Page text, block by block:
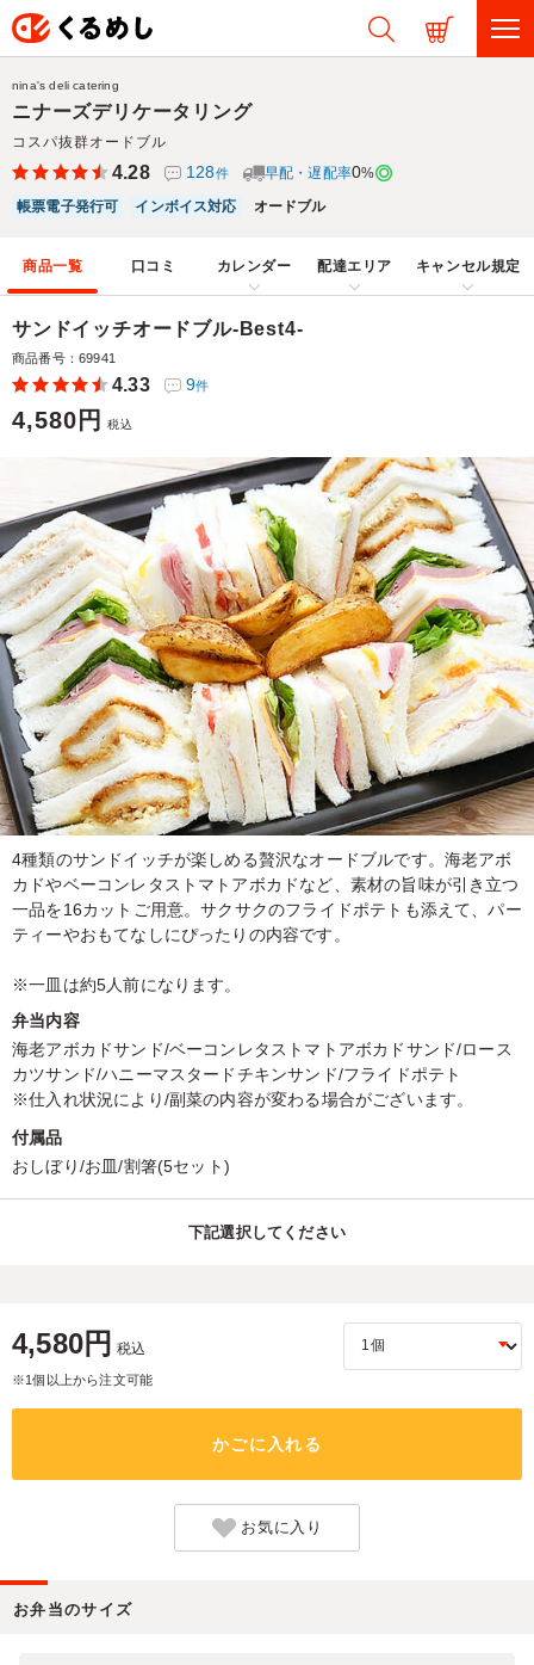
ニナーズデリケータリング
コスパ抜群オードブル
nina's deli catering
4.28 128件 早配・遅配率0%
帳票電子発行可
インボイス対応 オードブル
商品一覧 口コミ カレンダー 配達エリア キャンセル規定
サンドイッチオードブル-Best4-
商品番号：69941
4.33 9件
4,580円 税込
4種類のサンドイッチが楽しめる贅沢なオードブルです。海老アボ
カドやベーコンレタストマトアボカドなど、素材の旨味が引き立つ
一品を16カットご用意。サクサクのフライドポテトも添えて、パー
ティーやおもてなしにぴったりの内容です。
※一皿は約5人前になります。
弁当内容
海老アボカドサンド/ベーコンレタストマトアボカドサンド/ロース
カツサンド/ハニーマスタードチキンサンド/フライドポテト
※仕入れ状況により/副菜の内容が変わる場合がございます。
付属品
おしぼり/お皿/割箸(5セット)
下記選択してください
4,580円 税込
※1個以上から注文可能
かごに入れる
お気に入り
お弁当のサイズ